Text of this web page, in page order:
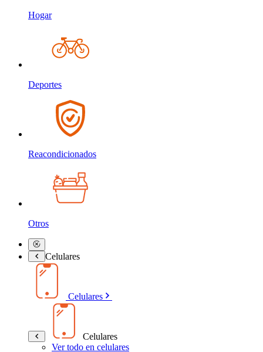
Hogar
Deportes
Reacondicionados
Otros
Celulares
Celulares
Celulares
Ver todo en celulares